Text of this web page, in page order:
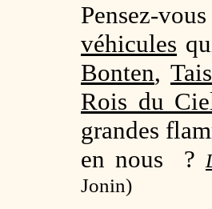
Pensez-
véhicules
Bonten,
Rois du
grandes
en nous ?
Jonin)